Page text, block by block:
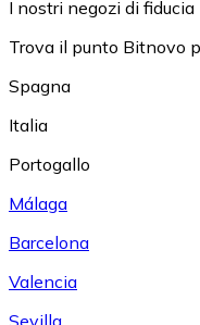
I nostri negozi di fiducia
Trova il punto Bitnovo
Spagna
Italia
Portogallo
Málaga
Barcelona
Valencia